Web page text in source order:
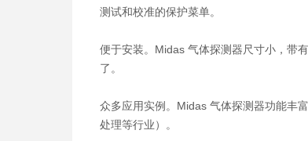
测试和校准的保护菜单。
便于安装。Midas 气体探测器尺寸小，带
了。
众多应用实例。Midas 气体探测器功能丰
处理等行业）。